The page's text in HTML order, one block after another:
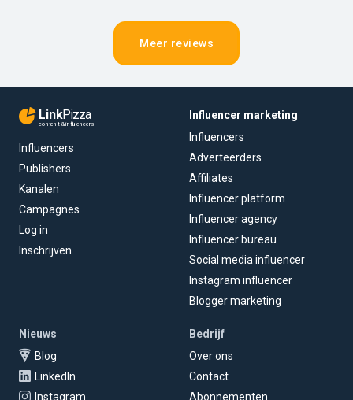
Meer reviews
LinkPizza
content & influencers
Influencers
Publishers
Kanalen
Campagnes
Log in
Inschrijven
Influencer marketing
Influencers
Adverteerders
Affiliates
Influencer platform
Influencer agency
Influencer bureau
Social media influencer
Instagram influencer
Blogger marketing
Nieuws
Blog
LinkedIn
Instagram
Bedrijf
Over ons
Contact
Abonnementen